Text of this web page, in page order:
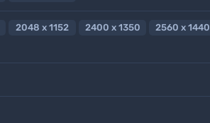
2048 x 1152 2400 x 1350
2560 x 1440